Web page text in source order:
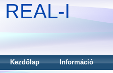
REAL-I
Kezdőlap Információ